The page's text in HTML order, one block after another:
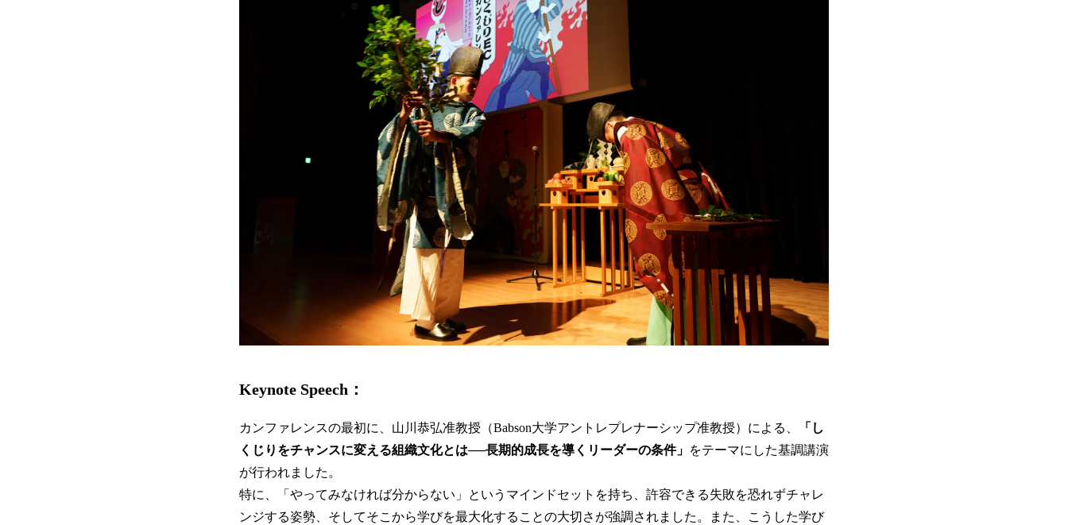
Keynote Speech：
カンファレンスの最初に、山川恭弘准教授（Babson大学アントレプレナーシップ准教授）による、
「し
くじりをチャンスに変える組織文化とは──長期的成長を導くリーダーの条件」 をテーマにした基調講演
が行われました。
特に、「やってみなければ分からない」というマインドセットを持ち、許容できる失敗を恐れずチャレ
ンジする姿勢、そしてそこから学びを最大化することの大切さが強調されました。また、こうした学び